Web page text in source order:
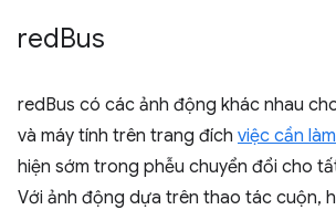
redBus
redBus có các ảnh động khác nhau
và máy tính trên trang đích việc cần làm
hiện sớm trong phễu chuyển đổi cho
Với ảnh động dựa trên thao tác cuộn,